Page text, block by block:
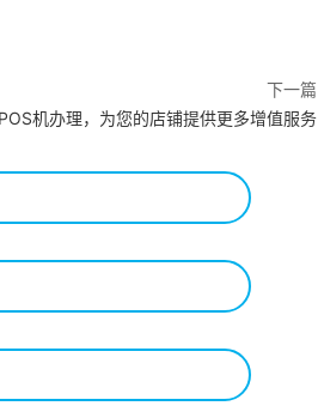
下一篇
机办理，为您的店铺提供更多增值服务